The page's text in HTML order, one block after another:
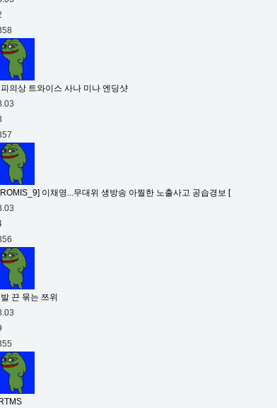
의상 트와이스 사나 미나 엔딩샷
이채영...무대위 생방송 아찔한 노출사고 공습경보 [
끈 묶는 쯔위